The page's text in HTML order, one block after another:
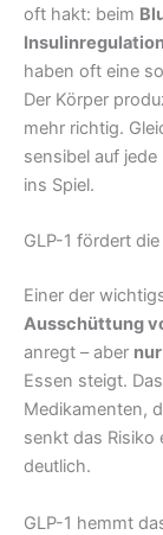
oft hakt: beim
haben oft eine
Der Körper
mehr richtig.
sensibel auf
ins Spiel.
GLP-1 fördert
Einer der
Ausschüttung
anregt – aber
Essen steigt.
Medikamenten,
senkt das Risiko
deutlich.
GLP-1 hemmt